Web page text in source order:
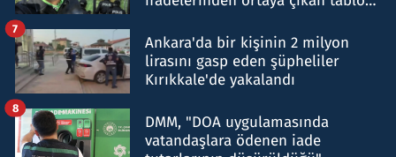
Ankara'da bir kişinin 2 milyon
lirasını gasp eden şüpheliler
Kırıkkale'de yakalandı
7
DMM, "DOA uygulamasında
vatandaşlara ödenen iade
8